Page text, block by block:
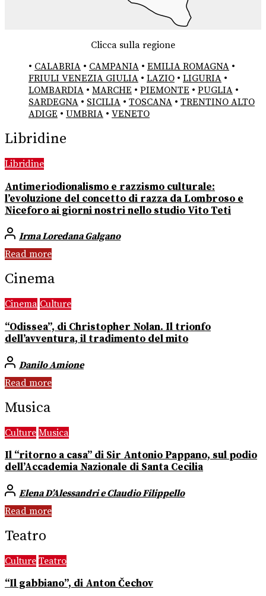
Clicca sulla regione
• CALABRIA • CAMPANIA • EMILIA ROMAGNA •
FRIULI VENEZIA GIULIA • LAZIO • LIGURIA •
LOMBARDIA • MARCHE • PIEMONTE • PUGLIA •
SARDEGNA • SICILIA • TOSCANA • TRENTINO ALTO
ADIGE • UMBRIA • VENETO
Libridine
Libridine
Antimeriodionalismo e razzismo culturale:
l’evoluzione del concetto di razza da Lombroso e
Niceforo ai giorni nostri nello studio Vito Teti
Irma Loredana Galgano
Read more
Cinema
Cinema Culture
“Odissea”, di Christopher Nolan. Il trionfo
dell’avventura, il tradimento del mito
Danilo Amione
Read more
Musica
Culture Musica
Il “ritorno a casa” di Sir Antonio Pappano, sul podio
dell’Accademia Nazionale di Santa Cecilia
Elena D’Alessandri e Claudio Filippello
Read more
Teatro
Culture Teatro
“Il gabbiano”, di Anton Čechov